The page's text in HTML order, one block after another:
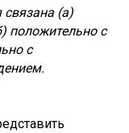
(а)
положительно с
с